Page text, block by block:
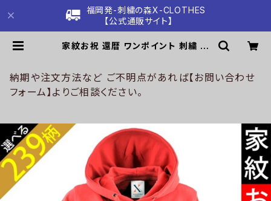
福岡発-刺繍の森X-CLOTHES
【公式通販サイト】
家紋お祝 還暦 ワンポイント 刺繍 オ
おしゃれ パイル地 スウェット 赤 レッ
ド 母の日 グッズ 柄 丸に 五瓜 桔梗
巴 藤 羽 菱 唐花 木瓜 蔦 桐 ori-aw-
納期や注文方法など ご不明点があれば【お問い合わせ
フォーム】よりご相談ください。